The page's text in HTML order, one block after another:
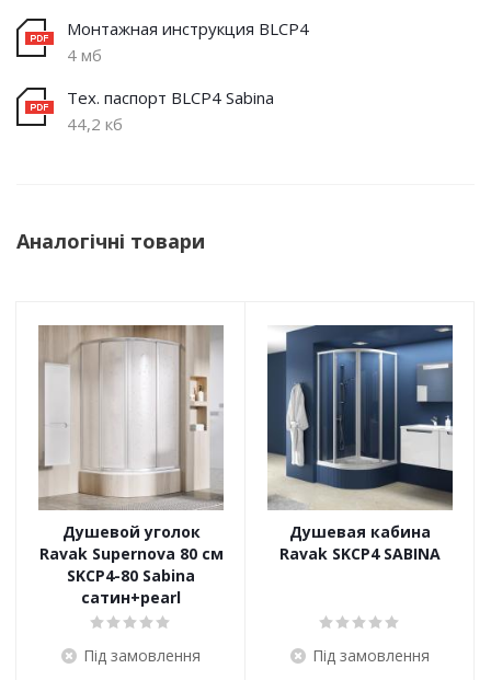
Монтажная инструкция BLCP4
4 мб
Тех. паспорт BLCP4 Sabina
44,2 кб
Аналогічні товари
Душевой уголок
Ravak Supernova 80 см
SKCP4-80 Sabina
сатин+pearl
Під замовлення
Душевая кабина
Ravak SKCP4 SABINA
Під замовлення